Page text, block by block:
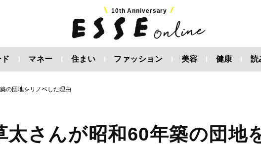
10th Anniversary
マネー 住まい ファッション 美容 健康 読
の団地をリノベした理由
太さんが昭和60年築の団地